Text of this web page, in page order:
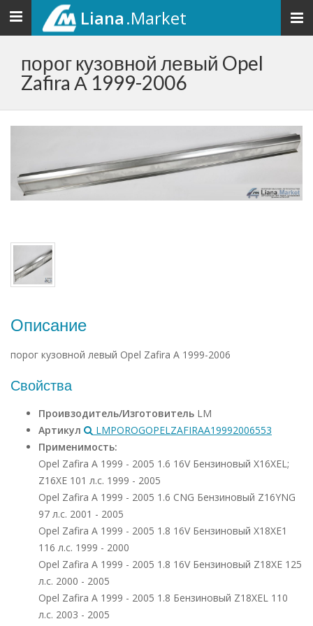
Toggle
navigation
Liana.Market
порог кузовной левый Opel
Zafira А 1999-2006
Описание
порог кузовной левый Opel Zafira А 1999-2006
Свойства
Проивзодитель/Изготовитель LM
Артикул
LMPOROGOPELZAFIRAA19992006553
Применимость:
Opel Zafira A 1999 - 2005 1.6 16V Бензиновый X16XEL;
Z16XE 101 л.с. 1999 - 2005
Opel Zafira A 1999 - 2005 1.6 CNG Бензиновый Z16YNG
97 л.с. 2001 - 2005
Opel Zafira A 1999 - 2005 1.8 16V Бензиновый X18XE1
116 л.с. 1999 - 2000
Opel Zafira A 1999 - 2005 1.8 16V Бензиновый Z18XE 125
л.с. 2000 - 2005
Opel Zafira A 1999 - 2005 1.8 Бензиновый Z18XEL 110
л.с. 2003 - 2005